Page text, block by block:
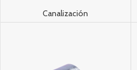
ETIQUETA VERDE
Canalización